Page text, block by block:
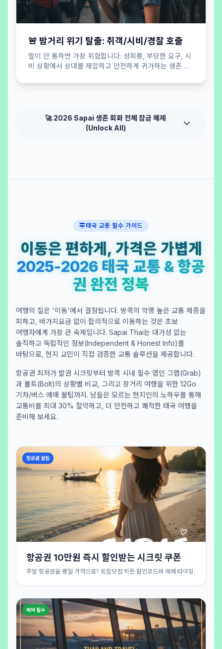
🚨 밤거리 위기 탈출: 취객/시비/경찰 호출
말이 안 통하면 가장 위험합니다. 성희롱, 부당한 요구, 시
비 상황에서 상대를 제압하고 안전하게 귀가하는 생존 버
🚀 2026 Sapai 생존 회화 전체 잠금 해제
(Unlock All)
태국 교통 필수 가이드
이동은 편하게, 가격은 가볍게
2025-2026 태국 교통 & 항공
권 완전 정복
여행의 질은 '이동'에서 결정됩니다. 방콕의 악명 높은 교통 체증을
피하고, 바가지요금 없이 합리적으로 이동하는 것은 초보
여행자에게 가장 큰 숙제입니다. Sapai Thai는 대가성 없는
솔직하고 독립적인 정보(Independent & Honest Info)를
바탕으로, 현지 교민이 직접 검증한 교통 솔루션을 제공합니다.
항공권 최저가 발권 시크릿부터 방콕 시내 필수 앱인 그랩(Grab)
과 볼트(Bolt)의 상황별 비교, 그리고 장거리 여행을 위한 12Go
기차/버스 예매 꿀팁까지. 남들은 모르는 현지인의 노하우를 통해
교통비를 최대 30% 절약하고, 더 안전하고 쾌적한 태국 여행을
준비해 보세요.
항공권 꿀팁
항공권 10만원 즉시 할인받는 시크릿 쿠폰
주말 항공권을 평일 가격으로? 트립닷컴 히든 할인코드와 예매 타이밍.
예약 필수